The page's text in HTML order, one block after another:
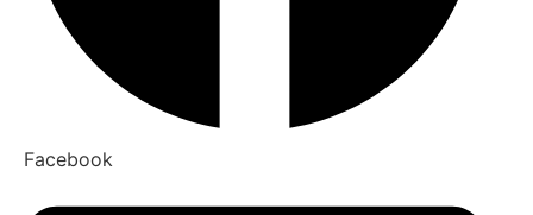
Facebook